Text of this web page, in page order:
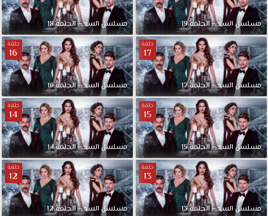
مسلسل السد – الحلقة 19 مسلسل السد – الحلقة 18
حلقة
17
مسلسل السد – الحلقة 17
حلقة
16
مسلسل السد – الحلقة 16
حلقة
15
مسلسل السد – الحلقة 15
حلقة
14
مسلسل السد – الحلقة 14
حلقة
13
مسلسل السد – الحلقة 13
حلقة
12
مسلسل السد – الحلقة 12